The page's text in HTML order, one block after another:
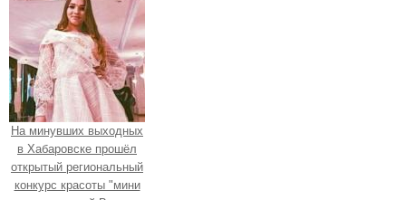
На минувших выходных
в Хабаровске прошёл
открытый региональный
конкурс красоты "мини